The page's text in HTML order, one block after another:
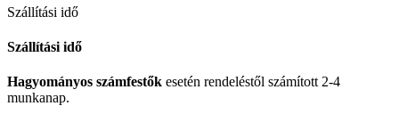
Szállítási idő
Szállítási idő
Hagyományos számfestők esetén rendeléstől számított 2-4
munkanap.